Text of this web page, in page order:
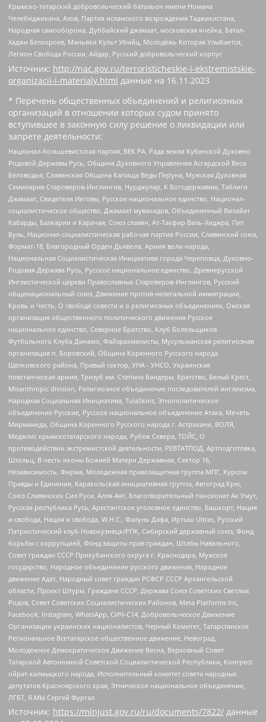
Крымско-татарский добровольческий батальон имени Номана
Челебиджихана, Азов, Партия исламского возрождения Таджикистана,
Народная самооборона, Дуббайский джамаат, московская ячейка, Батал-
Хаджи Белхороев, Маньяки Культ Убийц, Молодёжь Которая Улыбается,
Легион Свобода России, Айдар, Русский добровольческий корпус
Источник: http://nac.gov.ru/terroristicheskie-i-ekstremistskie-
organizacii-i-materialy.html данные на 16.11.2023
* Перечень общественных объединений и религиозных
организаций в отношении которых судом принято
вступившее в законную силу решение о ликвидации или
запрете деятельности:
Национал-большевистская партия, ВЕК РА, Рада земли Кубанской Духовно
Родовой Державы Русь, Община Духовного Управления Асгардской Веси
Беловодья, Славянская Община Капища Веды Перуна, Мужская Духовная
Семинария Староверов-Инглингов, Нурджулар, К Богодержавию, Таблиги
Джамаат, Свидетели Иеговы, Русское национальное единство, Национал-
социалистическое общество, Джамаат мувахидов, Объединенный Вилайат
Кабарды, Балкарии и Карачая, Союз славян, Ат-Такфир Валь-Хиджра, Пит
Буль, Национал-социалистическая рабочая партия России, Славянский союз,
Формат-18, Благородный Орден Дьявола, Армия воли народа,
Национальная Социалистическая Инициатива города Череповца, Духовно-
Родовая Держава Русь, Русское национальное единство, Древнерусской
Инглистической церкви Православных Староверов-Инглингов, Русский
общенациональный союз, Движение против нелегальной иммиграции,
Кровь и Честь, О свободе совести и о религиозных объединениях, Омская
организация общественного политического движения Русское
национальное единство, Северное Братство, Клуб Болельщиков
Футбольного Клуба Динамо, Файзрахманисты, Мусульманская религиозная
организация п. Боровский, Община Коренного Русского народа
Щелковского района, Правый сектор, УНА - УНСО, Украинская
повстанческая армия, Тризуб им. Степана Бандеры, Братство, Белый Крест,
Misanthropic division, Религиозное объединение последователей инглиизма,
Народная Социальная Инициатива, TulaSkins, Этнополитическое
объединение Русские, Русское национальное объединение Атака, Мечеть
Мирмамеда, Община Коренного Русского народа г. Астрахани, ВОЛЯ,
Меджлис крымскотатарского народа, Рубеж Севера, ТОЙС, О
противодействии экстремистской деятельности, РЕВТАТПОД, Артподготовка,
Штольц, В честь иконы Божией Матери Державная, Сектор 16,
Независимость, Фирма, Молодежная правозащитная группа МПГ, Курсом
Правды и Единения, Каракольская инициативная группа, Автоград Крю,
Союз Славянских Сил Руси, Алля-Аят, Благотворительный пансионат Ак Умут,
Русская республика Русь, Арестантское уголовное единство, Башкорт, Нация
и свобода, Нация и свобода, W.H.С., Фалунь Дафа, Иртыш Ultras, Русский
Патриотический клуб-Новокузнецк/РПК, Сибирский державный союз, Фонд
борьбы с коррупцией, Фонд защиты прав граждан, Штабы Навального,
Совет граждан СССР Прикубанского округа г. Краснодара, Мужское
государство, Народное объединение русского движения, Народное
движение Адат, Народный совет граждан РСФСР СССР Архангельской
области, Проект Штурм, Граждане СССР, Держава Союз Советских Светлых
Родов, Совет Советских Социалистических Районов, Meta Platforms Inc,
Facebook, Instagram, WhatsApp, СИЧ-С14, Добровольческое Движение
Организации украинских националистов, Черный Комитет, Татарстанское
Региональное Всетатарское общественное движение, Невоград,
Молодежное Демократическое Движение Весна, Верховный Совет
Татарской Автономной Советской Социалистической Республики, Конгресс
ойрат-калмыцкого народа, Исполнительный комитет совета народных
депутатов Красноярского края, Этническое национальное объединение,
ЛГБТ, Я.МЫ Сергей Фургал
Источник: https://minjust.gov.ru/ru/documents/7822/ данные